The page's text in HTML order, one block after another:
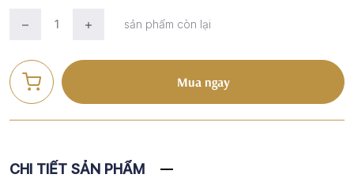
sản phẩm còn lại
Mua ngay
CHI TIẾT SẢN PHẨM